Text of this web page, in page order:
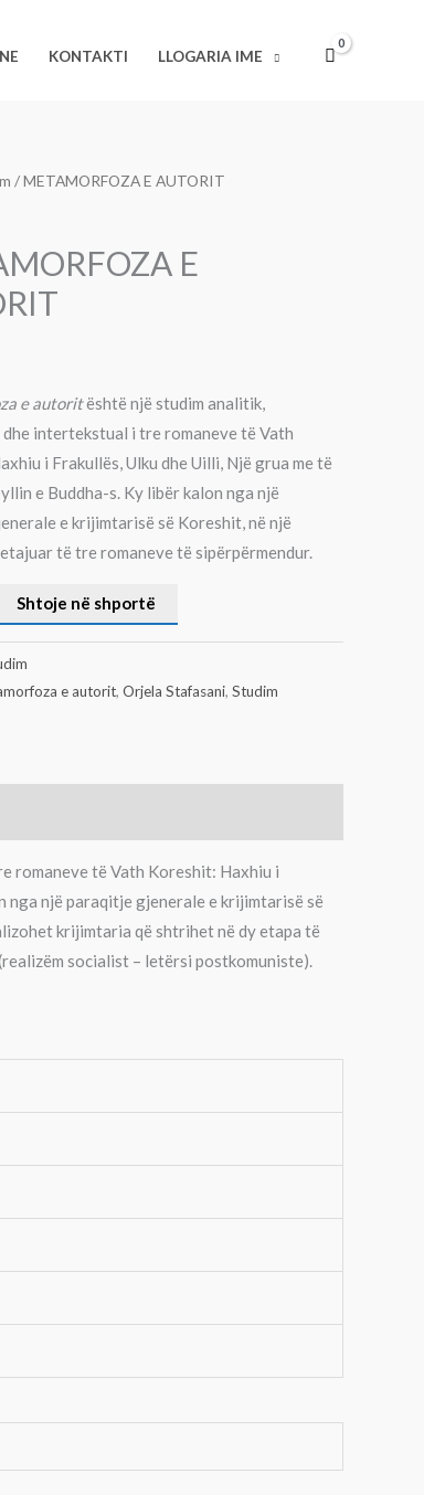
KONTAKTI LLOGARIA IME
/ METAMORFOZA E AUTORIT
E
e autoritështë një studim analitik,
intertekstual i tre romaneve të Vath
i Frakullës, Ulku dhe Uilli, Një grua me të
e Buddha-s. Ky libër kalon nga një
e krijimtarisë së Koreshit, në një
të tre romaneve të sipërpërmendur.
Shtoje në shportë
e autorit,Orjela Stafasani,Studim
romaneve të Vath Koreshit: Haxhiu i
nga një paraqitje gjenerale e krijimtarisë së
krijimtaria që shtrihet në dy etapa të
socialist – letërsi postkomuniste).